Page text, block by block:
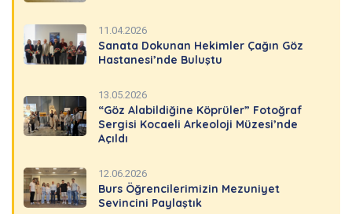
11.04.2026
Sanata Dokunan Hekimler Çağın Göz
Hastanesi’nde Buluştu
13.05.2026
“Göz Alabildiğine Köprüler” Fotoğraf
Sergisi Kocaeli Arkeoloji Müzesi’nde
Açıldı
12.06.2026
Burs Öğrencilerimizin Mezuniyet
Sevincini Paylaştık